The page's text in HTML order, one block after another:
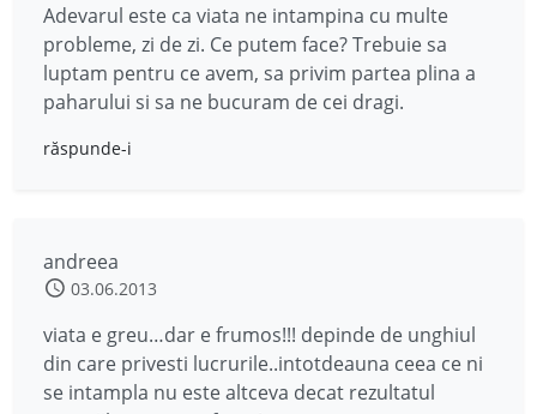
Adevarul este ca viata ne intampina cu multe
probleme, zi de zi. Ce putem face? Trebuie sa
luptam pentru ce avem, sa privim partea plina a
paharului si sa ne bucuram de cei dragi.
răspunde-i
andreea
03.06.2013
viata e greu…dar e frumos!!! depinde de unghiul
din care privesti lucrurile..intotdeauna ceea ce ni
se intampla nu este altceva decat rezultatul